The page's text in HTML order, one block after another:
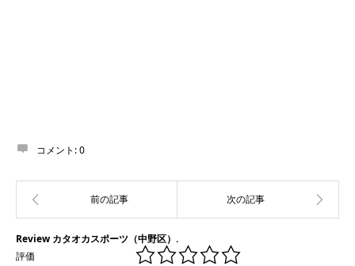
コメント:0
Review カタオカスポーツ（中野区）.
評価